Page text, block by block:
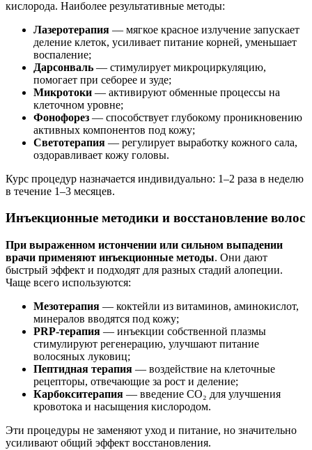
кислорода. Наиболее результативные методы:
Лазеротерапия — мягкое красное излучение запускает
деление клеток, усиливает питание корней, уменьшает
воспаление;
Дарсонваль — стимулирует микроциркуляцию,
помогает при себорее и зуде;
Микротоки — активируют обменные процессы на
клеточном уровне;
Фонофорез — способствует глубокому проникновению
активных компонентов под кожу;
Светотерапия — регулирует выработку кожного сала,
оздоравливает кожу головы.
Курс процедур назначается индивидуально: 1–2 раза в неделю
в течение 1–3 месяцев.
Инъекционные методики и восстановление волос
При выраженном истончении или сильном выпадении
врачи применяют инъекционные методы. Они дают
быстрый эффект и подходят для разных стадий алопеции.
Чаще всего используются:
Мезотерапия — коктейли из витаминов, аминокислот,
минералов вводятся под кожу;
PRP-терапия — инъекции собственной плазмы
стимулируют регенерацию, улучшают питание
волосяных луковиц;
Пептидная терапия — воздействие на клеточные
рецепторы, отвечающие за рост и деление;
Карбокситерапия — введение CO₂ для улучшения
кровотока и насыщения кислородом.
Эти процедуры не заменяют уход и питание, но значительно
усиливают общий эффект восстановления.